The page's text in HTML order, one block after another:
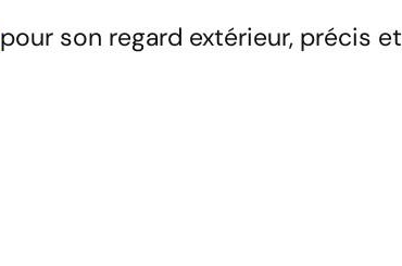
pour son regard extérieur, précis et